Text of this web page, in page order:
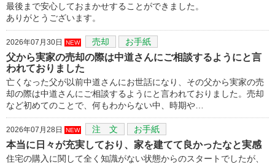
最後まで安心しておまかせすることができました。
ありがとうございます。
2026年07月30日 NEW 売却 お手紙
父から実家の売却の際は中道さんにご相談するようにと言
われておりました
亡くなった父が以前中道さんにお世話になり、その父から実家の売
却の際は中道さんにご相談するようにと言われておりました。売却
など初めてのことで、何もわからない中、時期や…
2026年07月28日 NEW 注 文 お手紙
本当に日々が充実しており、家を建てて良かったなと実感
住宅の購入に関して全く知識がない状態からのスタートでしたが、